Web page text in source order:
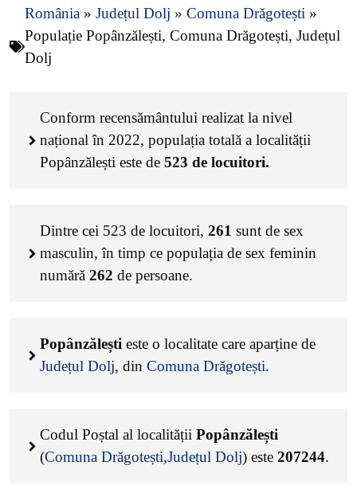
România » Județul Dolj » Comuna Drăgotești »
Populație Popânzălești, Comuna Drăgotești, Județul
Dolj
Conform recensământului realizat la nivel
național în 2022, populația totală a localității
Popânzălești este de 523 de locuitori.
Dintre cei 523 de locuitori, 261 sunt de sex
masculin, în timp ce populația de sex feminin
numără 262 de persoane.
Popânzălești este o localitate care aparține de
Județul Dolj, din Comuna Drăgotești.
Codul Poștal al localității Popânzălești
(Comuna Drăgotești,Județul Dolj) este 207244.